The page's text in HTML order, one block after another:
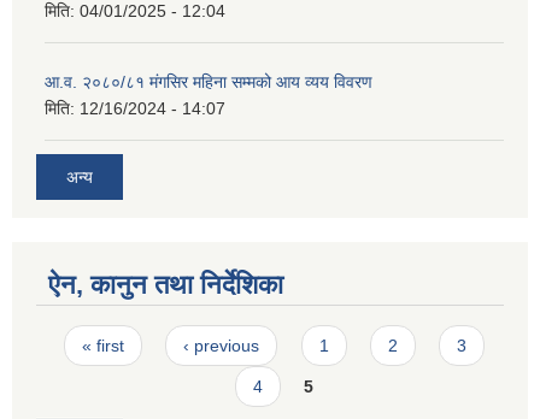
मिति: 04/01/2025 - 12:04
आ.व. २०८०/८१ मंगसिर महिना सम्मको आय व्यय विवरण
मिति: 12/16/2024 - 14:07
अन्य
ऐन, कानुन तथा निर्देशिका
Pages
« first ‹ previous 1 2 3
4 5